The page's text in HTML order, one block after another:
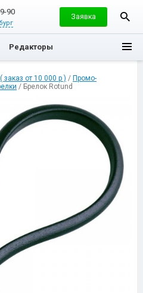
90
Заявка
Редакторы
заказ от 10 000 р ) / Промо-
/ Брелок Rotund